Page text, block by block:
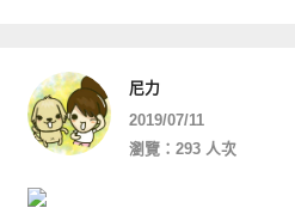
尼力
2019/07/11
瀏覽：293 人次